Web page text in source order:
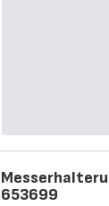
653699
Bewertung